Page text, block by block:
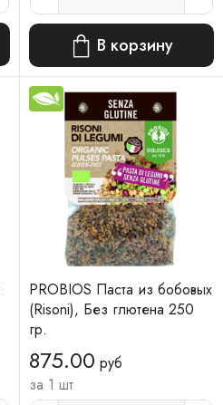
В корзину
PROBIOS Паста из бобовых
(Risoni), Без глютена 250
гр.
875.00 руб
за 1 шт